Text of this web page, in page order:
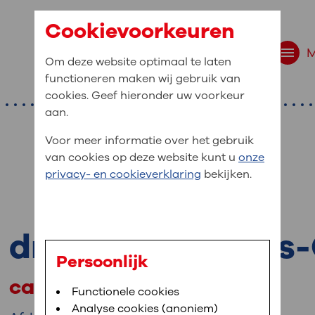
website navigatie
bent u naar op
Bloedafname,MijnOLVG,Digitalisering
medische gegevens
In MijnOLVG kunt u uw medische
het u uitkomt. OLVG breidt MijnOLVG
dr. M.J.A.
cardioloog
Cookievoorkeuren
Om deze website optimaal te laten
functioneren maken wij gebruik van
cookies. Geef hieronder uw voorkeur
aan.
Voor meer informatie over het gebruik
van cookies op deze website kunt u onze
privacy- en cookieverklaring bekijken.
Persoonlijk
Functionele cookies
Analyse cookies (anoniem)